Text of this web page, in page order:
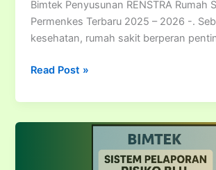
Bimtek Penyusunan RENSTRA Rumah
Permenkes Terbaru 2025 – 2026 -.
kesehatan, rumah sakit berperan
Bimtek
RENSTRA
Rumah
Read Post »